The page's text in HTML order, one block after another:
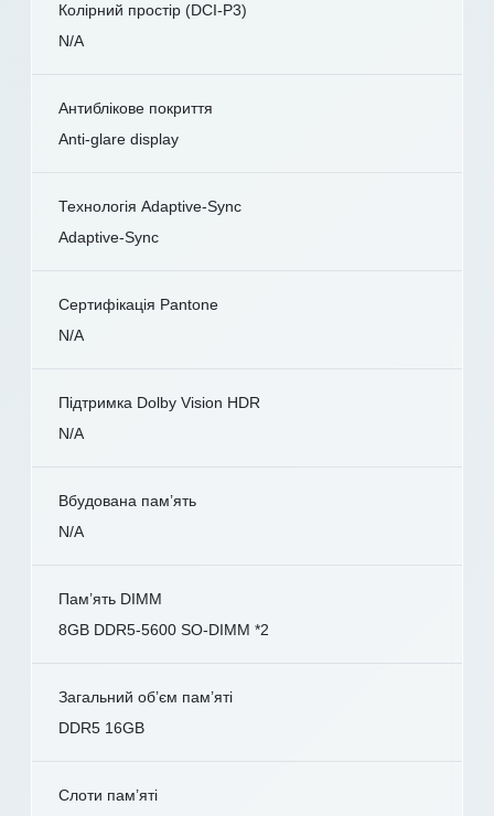
Колірний простір (DCI-P3)
N/A
Антиблікове покриття
Anti-glare display
Технологія Adaptive-Sync
Adaptive-Sync
Сертифікація Pantone
N/A
Підтримка Dolby Vision HDR
N/A
Вбудована пам’ять
N/A
Пам’ять DIMM
8GB DDR5-5600 SO-DIMM *2
Загальний об’єм пам’яті
DDR5 16GB
Слоти пам’яті